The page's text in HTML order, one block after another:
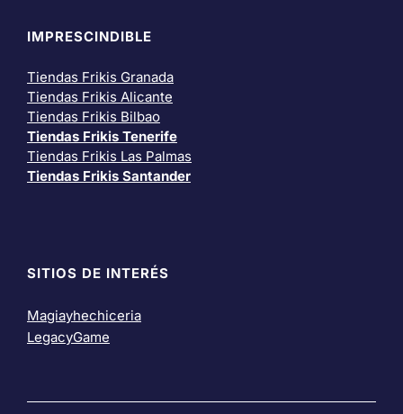
IMPRESCINDIBLE
Tiendas Frikis Granada
Tiendas Frikis Alicante
Tiendas Frikis Bilbao
Tiendas Frikis Tenerife
Tiendas Frikis Las Palmas
Tiendas Frikis Santander
SITIOS DE INTERÉS
Magiayhechiceria
LegacyGame